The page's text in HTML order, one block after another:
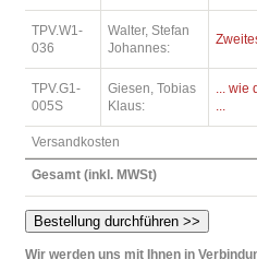
TPV.W1-
036
Walter, Stefan
Johannes:
TPV.G1-
005S
Giesen, Tobias
Klaus:
... wie
...
Versandkosten
Gesamt (inkl. MWSt)
Wir werden uns mit Ihnen in